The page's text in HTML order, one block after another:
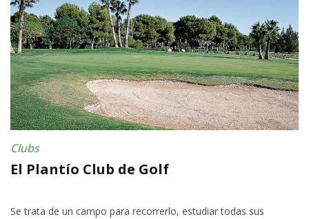
Clubs
El Plantío Club de Golf
Se trata de un campo para recorrerlo, estudiar todas sus